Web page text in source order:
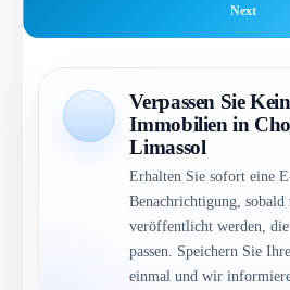
Next
Verpassen Sie
Immobilien in
Limassol
Erhalten Sie sofort eine
Benachrichtigung,
veröffentlicht werden,
passen. Speichern Sie
einmal und wir